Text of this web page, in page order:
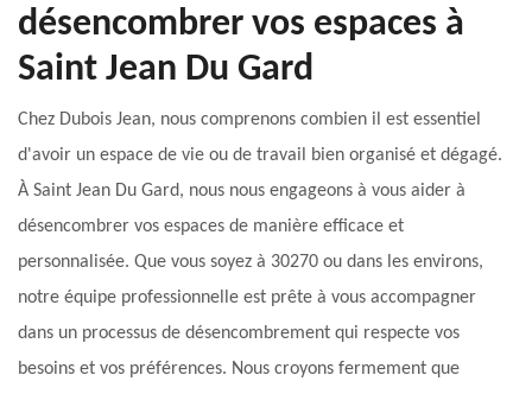
désencombrer vos espaces à
Saint Jean Du Gard
Chez Dubois Jean, nous comprenons combien il est essentiel
d'avoir un espace de vie ou de travail bien organisé et dégagé.
À Saint Jean Du Gard, nous nous engageons à vous aider à
désencombrer vos espaces de manière efficace et
personnalisée. Que vous soyez à 30270 ou dans les environs,
notre équipe professionnelle est prête à vous accompagner
dans un processus de désencombrement qui respecte vos
besoins et vos préférences. Nous croyons fermement que